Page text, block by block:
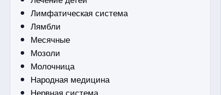
Лимфатическая система
Лямбли
Месячные
Мозоли
Молочница
Народная медицина
Нервная система